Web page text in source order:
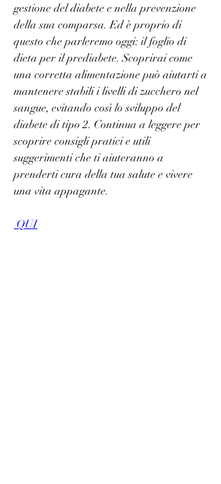
gestione del diabete e nella prevenzione
della sua comparsa. Ed è proprio di
questo che parleremo oggi: il foglio di
dieta per il prediabete. Scoprirai come
una corretta alimentazione può aiutarti a
mantenere stabili i livelli di zucchero nel
sangue, evitando così lo sviluppo del
diabete di tipo 2. Continua a leggere per
scoprire consigli pratici e utili
suggerimenti che ti aiuteranno a
prenderti cura della tua salute e vivere
una vita appagante.
QUI